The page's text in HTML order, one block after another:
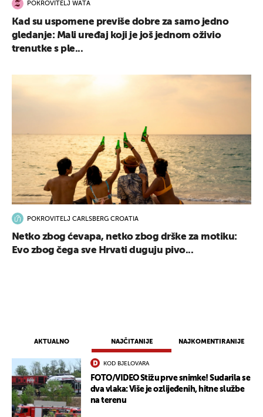
AKTUALNO NAJČITANIJE NAJKOMENTIRANIJE
KOD BJELOVARA
FOTO/VIDEO Stižu prve snimke! Sudarila se
dva vlaka: Više je ozlijeđenih, hitne službe
na terenu
POKROVITELJ WATA
Kad su uspomene previše dobre za samo jedno
gledanje: Mali uređaj koji je još jednom oživio
trenutke s ple...
POKROVITELJ CARLSBERG CROATIA
Netko zbog ćevapa, netko zbog drške za motiku:
Evo zbog čega sve Hrvati duguju pivo...